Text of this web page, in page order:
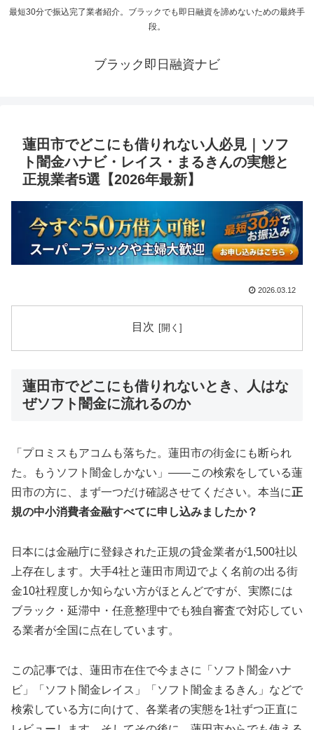
最短30分で振込完了業者紹介。ブラックでも即日融資を諦めないための最終手
段。
ブラック即日融資ナビ
蓮田市でどこにも借りれない人必見｜ソフ
ト闇金ハナビ・レイス・まるきんの実態と
正規業者5選【2026年最新】
2026.03.12
目次
蓮田市でどこにも借りれないとき、人はな
ぜソフト闇金に流れるのか
「プロミスもアコムも落ちた。蓮田市の街金にも断られ
た。もうソフト闇金しかない」——この検索をしている蓮
田市の方に、まず一つだけ確認させてください。本当に正
規の中小消費者金融すべてに申し込みましたか？
日本には金融庁に登録された正規の貸金業者が1,500社以
上存在します。大手4社と蓮田市周辺でよく名前の出る街
金10社程度しか知らない方がほとんどですが、実際には
ブラック・延滞中・任意整理中でも独自審査で対応してい
る業者が全国に点在しています。
この記事では、蓮田市在住で今まさに「ソフト闇金ハナ
ビ」「ソフト闇金レイス」「ソフト闇金まるきん」などで
検索している方に向けて、各業者の実態を1社ずつ正直に